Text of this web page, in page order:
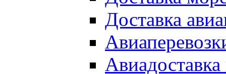
Доставка